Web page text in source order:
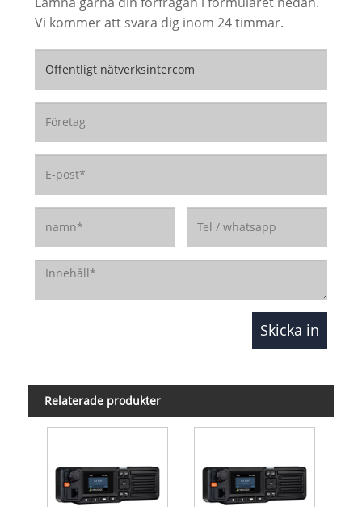
Vi kommer att svara dig inom 24 timmar.
Relaterade produkter